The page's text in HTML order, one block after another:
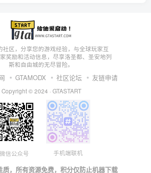
社区，分享您的游戏经验，与全球玩家互
奖励和活动信息，尽享洛圣都、圣安地列
斯和自由城的无尽冒险。
GTAMODX 社区论坛 友链申请
Copyright © 2024 · GTASTART
微信公众号 手机端联机
质，所有资源免费，积分仅防止机器下载